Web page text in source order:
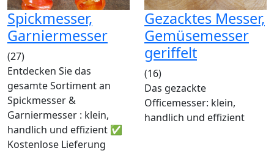
Spickmesser,
Garniermesser
(27)
Entdecken Sie das
gesamte Sortiment an
Spickmesser &
Garniermesser : klein,
handlich und effizient ✅
Kostenlose Lieferung
Gezacktes Messer,
Gemüsemesser
geriffelt
(16)
Das gezackte
Officemesser: klein,
handlich und effizient